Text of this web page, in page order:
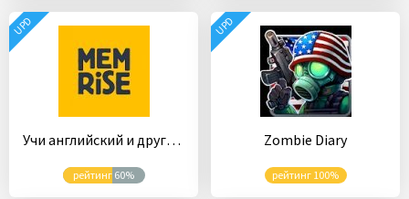
Учи английский и другие языки с Memrise
рейтинг 60%
UPD
Zombie Diary
рейтинг 100%
UPD